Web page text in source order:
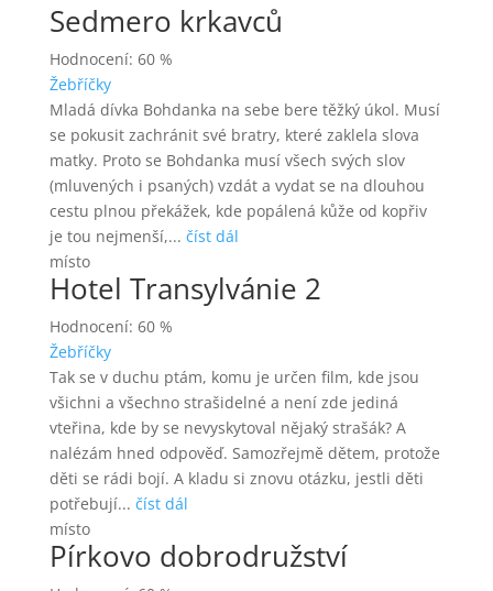
Sedmero krkavců
Hodnocení: 60 %
Žebříčky
Mladá dívka Bohdanka na sebe bere těžký úkol. Musí
se pokusit zachránit své bratry, které zaklela slova
matky. Proto se Bohdanka musí všech svých slov
(mluvených i psaných) vzdát a vydat se na dlouhou
cestu plnou překážek, kde popálená kůže od kopřiv
je tou nejmenší,... číst dál
místo
Hotel Transylvánie 2
Hodnocení: 60 %
Žebříčky
Tak se v duchu ptám, komu je určen film, kde jsou
všichni a všechno strašidelné a není zde jediná
vteřina, kde by se nevyskytoval nějaký strašák? A
nalézám hned odpověď. Samozřejmě dětem, protože
děti se rádi bojí. A kladu si znovu otázku, jestli děti
potřebují... číst dál
místo
Pírkovo dobrodružství